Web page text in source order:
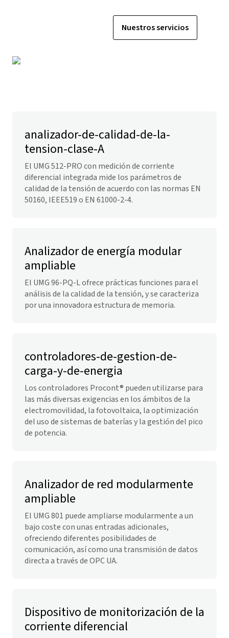
Nuestros servicios
analizador-de-calidad-de-la-
tension-clase-A
El UMG 512-PRO con medición de corriente
diferencial integrada mide los parámetros de
calidad de la tensión de acuerdo con las normas EN
50160, IEEE519 o EN 61000-2-4.
Analizador de energía modular
ampliable
El UMG 96-PQ-L ofrece prácticas funciones para el
análisis de la calidad de la tensión, y se caracteriza
por una innovadora estructura de memoria.
controladores-de-gestion-de-
carga-y-de-energia
Los controladores Procont® pueden utilizarse para
las más diversas exigencias en los ámbitos de la
electromovilidad, la fotovoltaica, la optimización
del uso de sistemas de baterías y la gestión del pico
de potencia.
Analizador de red modularmente
ampliable
El UMG 801 puede ampliarse modularmente a un
bajo coste con unas entradas adicionales,
ofreciendo diferentes posibilidades de
comunicación, así como una transmisión de datos
directa a través de OPC UA.
Dispositivo de monitorización de la
corriente diferencial